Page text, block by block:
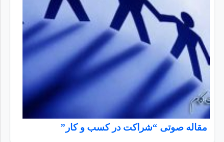
مقاله صوتی “شراکت در کسب و کار”